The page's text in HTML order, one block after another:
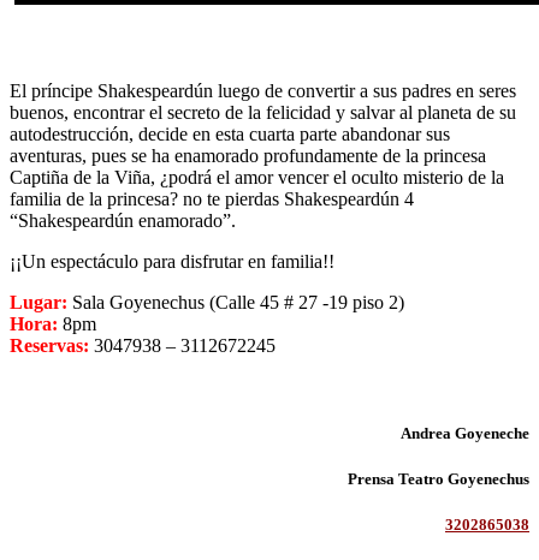
El príncipe Shakespeardún luego de convertir a sus padres en seres
buenos, encontrar el secreto de la felicidad y salvar al planeta de su
autodestrucción, decide en esta cuarta parte abandonar sus
aventuras, pues se ha enamorado profundamente de la princesa
Captiña de la Viña, ¿podrá el amor vencer el oculto misterio de la
familia de la princesa? no te pierdas Shakespeardún 4
“Shakespeardún enamorado”.
¡¡Un espectáculo para disfrutar en familia!!
Lugar: Sala Goyenechus (Calle 45 # 27 -19 piso 2)
Hora: 8pm
Reservas: 3047938 – 3112672245
Andrea Goyeneche
Prensa Teatro Goyenechus
3202865038